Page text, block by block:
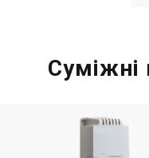
Суміжні